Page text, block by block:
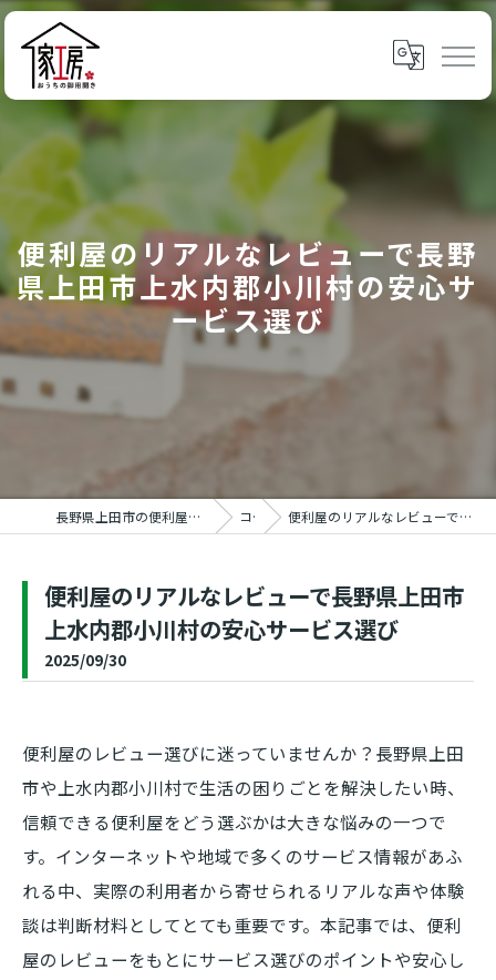
便利屋のリアルなレビューで長野
県上田市上水内郡小川村の安心サ
ービス選び
長野県上田市の便利屋ならおうちの御用聞き家工房 上田塩田店 コラム 便利屋のリアルなレビューで長野県上田市上水内郡小川村の安心サービス選び
便利屋のリアルなレビューで長野県上田市
上水内郡小川村の安心サービス選び
2025/09/30
便利屋のレビュー選びに迷っていませんか？長野県上田
市や上水内郡小川村で生活の困りごとを解決したい時、
信頼できる便利屋をどう選ぶかは大きな悩みの一つで
す。インターネットや地域で多くのサービス情報があふ
れる中、実際の利用者から寄せられるリアルな声や体験
談は判断材料としてとても重要です。本記事では、便利
屋のレビューをもとにサービス選びのポイントや安心し